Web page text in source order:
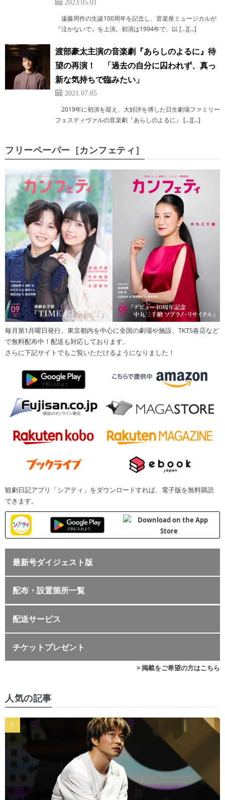
2023.05.01
遠藤周作の生誕100周年を記念し、音楽座ミュージカルが
『泣かないで』を上演。初演は1994年で、以 […][…]
渡部豪太主演の音楽劇『あらしのよるに』待
望の再演！ 「過去の自分に囚われず、真っ
新な気持ちで臨みたい」
2021.07.05
2019年に初演を迎え、大好評を博した日生劇場ファミリー
フェスティヴァルの音楽劇『あらしのよるに』 […][…]
フリーペーパー［カンフェティ］
毎月第1月曜日発行。東京都内を中心に全国の劇場や施設、TKTS各店など
で無料配布中！配送も対応しております。
さらに下記サイトでもご覧いただけるようになりました！
観劇日記アプリ「シアティ」をダウンロードすれば、電子版を無料購読
できます。
最新号ダイジェスト版
配布・設置箇所一覧
配送サービス
チケットプレゼント
> 掲載をご希望の方はこちら
人気の記事